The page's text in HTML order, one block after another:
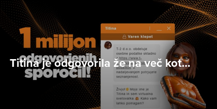
Titina je odgovorila že na več kot...